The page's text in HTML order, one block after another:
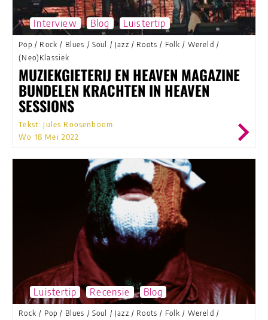
Interview Blog Luistertip
Pop / Rock / Blues / Soul / Jazz / Roots / Folk / Wereld /
(Neo)Klassiek
MUZIEKGIETERIJ EN HEAVEN MAGAZINE
BUNDELEN KRACHTEN IN HEAVEN
SESSIONS
Tekst: Jules Roosenboom
Wo 18 Mei 2022
Luistertip Recensie Blog
Rock / Pop / Blues / Soul / Jazz / Roots / Folk / Wereld /